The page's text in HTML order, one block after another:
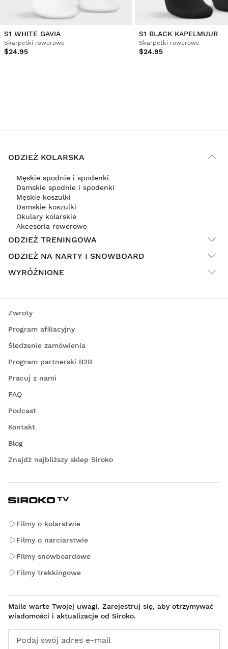
S1 WHITE GAVIA
Skarpetki rowerowe
$24.95
S1 BLACK KAPELMUUR
Skarpetki rowerowe
$24.95
ODZIEŻ KOLARSKA
Męskie spodnie i spodenki
Damskie spodnie i spodenki
Męskie koszulki
Damskie koszulki
Okulary kolarskie
Akcesoria rowerowe
ODZIEŻ TRENINGOWA
ODZIEŻ NA NARTY I SNOWBOARD
WYRÓŻNIONE
Zwroty
Program afiliacyjny
Śledzenie zamówienia
Program partnerski B2B
Pracuj z nami
FAQ
Podcast
Kontakt
Blog
Znajdź najbliższy sklep Siroko
Filmy o kolarstwie
Filmy o narciarstwie
Filmy snowboardowe
Filmy trekkingowe
Maile warte Twojej uwagi. Zarejestruj się, aby otrzymywać
wiadomości i aktualizacje od Siroko.
Podaj swój adres e-mail